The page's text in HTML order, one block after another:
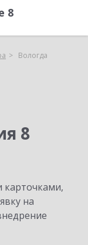
8
Вологда
8
на